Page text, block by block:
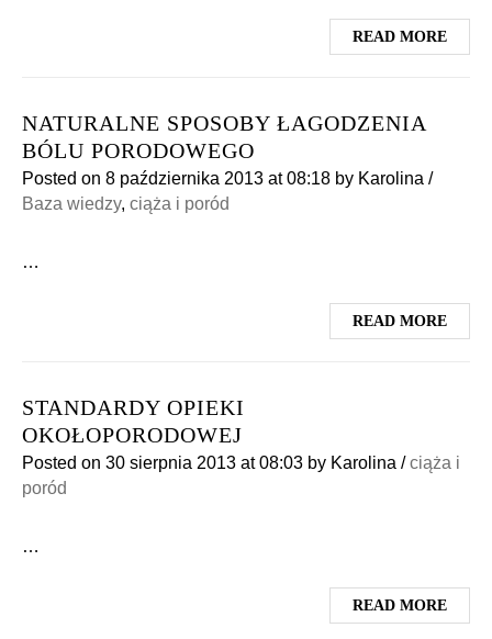
READ MORE
NATURALNE SPOSOBY ŁAGODZENIA
BÓLU PORODOWEGO
Posted on 8 października 2013 at 08:18 by Karolina /
Baza wiedzy, ciąża i poród
…
READ MORE
STANDARDY OPIEKI
OKOŁOPORODOWEJ
Posted on 30 sierpnia 2013 at 08:03 by Karolina /ciąża i
poród
…
READ MORE